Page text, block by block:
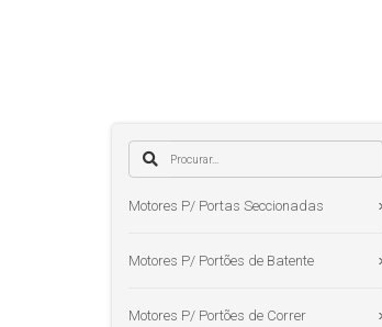
Motores P/ Portas Seccionadas
Motores P/ Portões de Batente
Motores P/ Portões de Correr